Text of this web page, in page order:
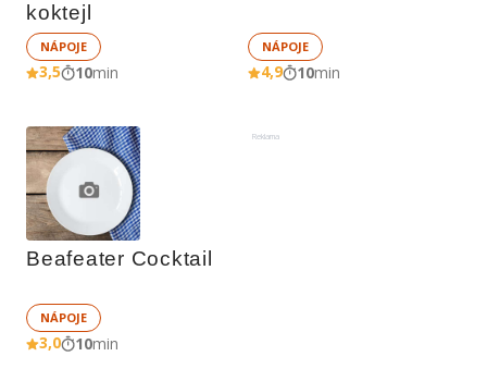
koktejl
NÁPOJE
3,5 10min
NÁPOJE
4,9 10min
Beafeater Cocktail
NÁPOJE
3,0 10min
Reklama